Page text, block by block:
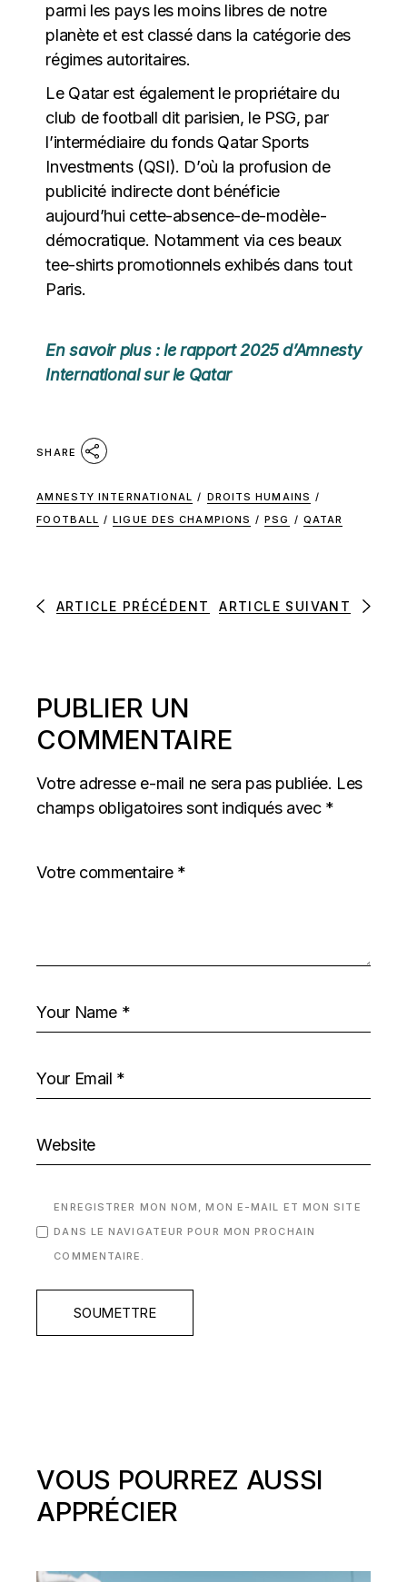
parmi les pays les moins libres de notre
planète et est classé dans la catégorie des
régimes autoritaires.
Le Qatar est également le propriétaire du
club de football dit parisien, le PSG, par
l’intermédiaire du fonds Qatar Sports
Investments (QSI). D’où la profusion de
publicité indirecte dont bénéficie
aujourd’hui cette-absence-de-modèle-
démocratique. Notamment via ces beaux
tee-shirts promotionnels exhibés dans tout
Paris.
En savoir plus : le rapport 2025 d’Amnesty
International sur le Qatar
SHARE
AMNESTY INTERNATIONAL / DROITS HUMAINS /
FOOTBALL / LIGUE DES CHAMPIONS / PSG / QATAR
ARTICLE PRÉCÉDENT ARTICLE SUIVANT
PUBLIER UN
COMMENTAIRE
Votre adresse e-mail ne sera pas publiée. Les
champs obligatoires sont indiqués avec *
ENREGISTRER MON NOM, MON E-MAIL ET MON SITE
DANS LE NAVIGATEUR POUR MON PROCHAIN
COMMENTAIRE.
SOUMETTRE
VOUS POURREZ AUSSI
APPRÉCIER